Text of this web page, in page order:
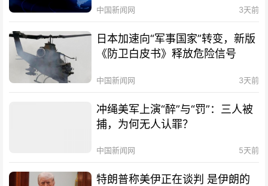
中国新闻网 3天前
日本加速向“军事国家”转变，新版
《防卫白皮书》释放危险信号
中国新闻网 3天前
冲绳美军上演“醉”与“罚”：三人被
捕，为何无人认罪？
中国新闻网 5天前
特朗普称美伊正在谈判 是伊朗的